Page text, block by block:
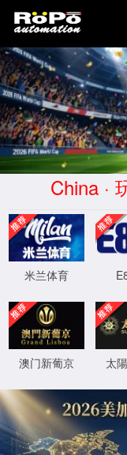
智能定位器
泵循环保护阀